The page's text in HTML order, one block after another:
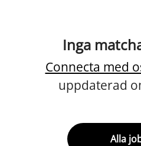
Inga
Connecta med
uppdaterad
Alla